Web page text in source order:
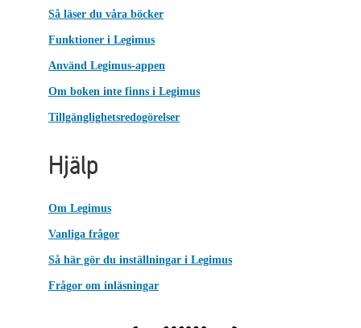
Så läser du våra böcker
Funktioner i Legimus
Använd Legimus-appen
Om boken inte finns i Legimus
Tillgänglighetsredogörelser
Hjälp
Om Legimus
Vanliga frågor
Så här gör du inställningar i Legimus
Frågor om inläsningar